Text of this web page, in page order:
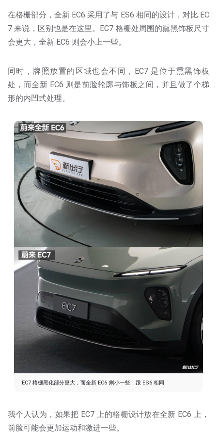
在格栅部分，全新 EC6 采用了与 ES6 相同的设计，对比 EC
7 来说，区别也是在这里。EC7 格栅处周围的熏黑饰板尺寸
会更大，全新 EC6 则会小上一些。
同时，牌照放置的区域也会不同，EC7 是位于熏黑饰板
处，而全新 EC6 则是前脸轮廓与饰板之间，并且做了个梯
形的内凹式处理。
EC7 格栅黑化部分更大，而全新 EC6 则小一些，跟 ES6 相同
我个人认为，如果把 EC7 上的格栅设计放在全新 EC6 上，
前脸可能会更加运动和激进一些。